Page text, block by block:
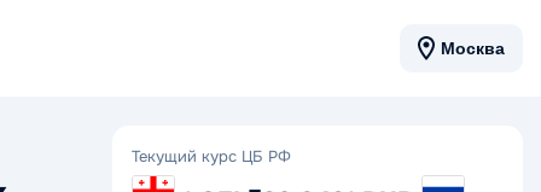
Москва
Текущий курс ЦБ РФ